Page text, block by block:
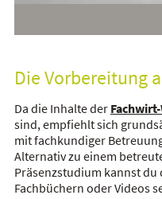
Die Vorbereitung
Da die Inhalte der
sind, empfiehlt sich
mit fachkundiger
Alternativ zu einem
Präsenzstudium kannst
Fachbüchern oder Videos